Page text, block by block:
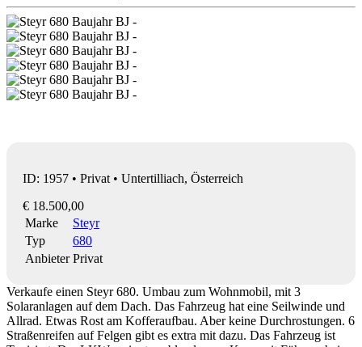
ID: 1957 • Privat • Untertilliach, Österreich
€ 18.500,00
Marke
Steyr
Typ
680
Anbieter Privat
Verkaufe einen Steyr 680. Umbau zum Wohnmobil, mit 3
Solaranlagen auf dem Dach. Das Fahrzeug hat eine Seilwinde und
Allrad. Etwas Rost am Kofferaufbau. Aber keine Durchrostungen. 6
Straßenreifen auf Felgen gibt es extra mit dazu. Das Fahrzeug ist